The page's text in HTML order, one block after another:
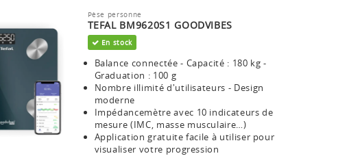
Pèse personne
TEFAL BM9620S1 GOODVIBES
En stock
Balance connectée - Capacité : 180 kg -
Graduation : 100 g
Nombre illimité d'utilisateurs - Design
moderne
Impédancemètre avec 10 indicateurs de
mesure (IMC, masse musculaire…)
Application gratuite facile à utiliser pour
visualiser votre progression